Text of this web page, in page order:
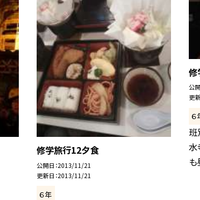
修学旅行12夕食
公開日 2013/11/21
更新日 2013/11/21
６年
修
公
更
６
班
水